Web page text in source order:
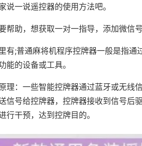
说一说遥控器的使用方法吧。
帮助，想获取一对一指导，添加微信
有;普通麻将机程序控牌器一般是指通
能的设备或工具。
理：一些智能控牌器通过蓝牙或无线
信号给控牌器，控牌器接收到信号后
行干预，达到控牌目的。